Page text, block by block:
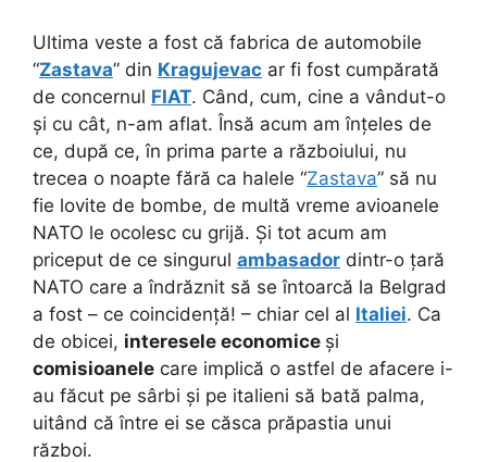
Ultima veste a fost că fabrica de automobile
“Zastava” din Kragujevac ar fi fost cumpărată
de concernul FIAT. Când, cum, cine a vândut-o
și cu cât, n-am aflat. Însă acum am înțeles de
ce, după ce, în prima parte a războiului, nu
trecea o noapte fără ca halele “Zastava” să nu
fie lovite de bombe, de multă vreme avioanele
NATO le ocolesc cu grijă. Și tot acum am
priceput de ce singurul ambasador dintr-o țară
NATO care a îndrăznit să se întoarcă la Belgrad
a fost – ce coincidență! – chiar cel al Italiei. Ca
de obicei, interesele economice și
comisioanele care implică o astfel de afacere i-
au făcut pe sârbi și pe italieni să bată palma,
uitând că între ei se căsca prăpastia unui
război.